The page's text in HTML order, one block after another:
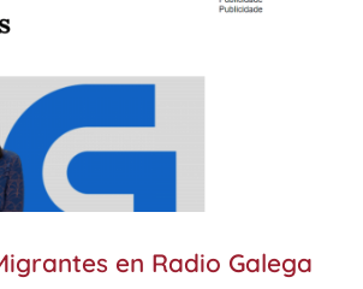
en Radio Galega